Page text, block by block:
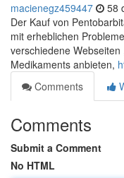
macienegz459447 58
Der Kauf von
mit erheblichen
verschiedene
Medikaments anbieten,
Comments
Comments
Submit a Comment
No HTML